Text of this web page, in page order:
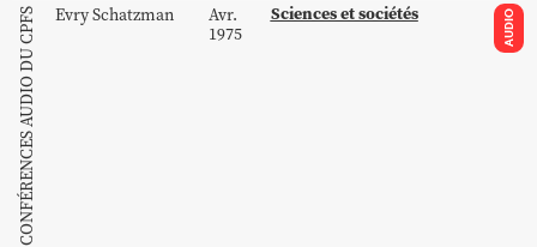
CONFÉRENCES AUDIO DU CPFS EvrySchatzman
Avr.
1975
Sciences et sociétés AUDIO